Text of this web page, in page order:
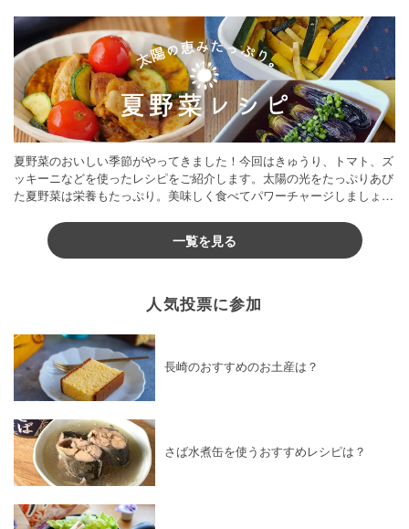
夏野菜のおいしい季節がやってきました！今回はきゅうり、トマト、ズ
ッキーニなどを使ったレシピをご紹介します。太陽の光をたっぷりあび
た夏野菜は栄養もたっぷり。美味しく食べてパワーチャージしましょう
一覧を見る
人気投票に参加
長崎のおすすめのお土産は？
さば水煮缶を使うおすすめレシピは？